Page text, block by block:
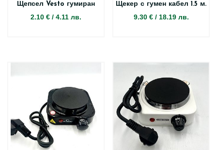
Щепсел Vesto гумиран
2.10 € / 4.11 лв.
Щекер с гумен кабел 1.5 м.
9.30 €/ 18.19 лв.